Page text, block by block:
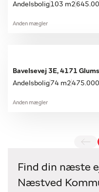
Andelsbolig 103 m2
Anden mægler
Bavelsevej 3E, 4171
Andelsbolig 74 m2
Anden mægler
Find din næste
Næstved